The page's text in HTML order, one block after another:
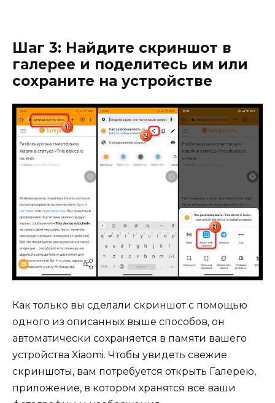
Шаг 3: Найдите скриншот в
галерее и поделитесь им или
сохраните на устройстве
Как только вы сделали скриншот с помощью
одного из описанных выше способов, он
автоматически сохраняется в памяти вашего
устройства Xiaomi. Чтобы увидеть свежие
скриншоты, вам потребуется открыть Галерею,
приложение, в котором хранятся все ваши